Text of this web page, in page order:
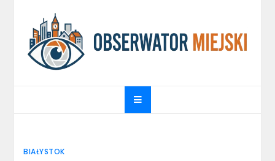
content
obserwatormiejski.pl
BIAŁYSTOK